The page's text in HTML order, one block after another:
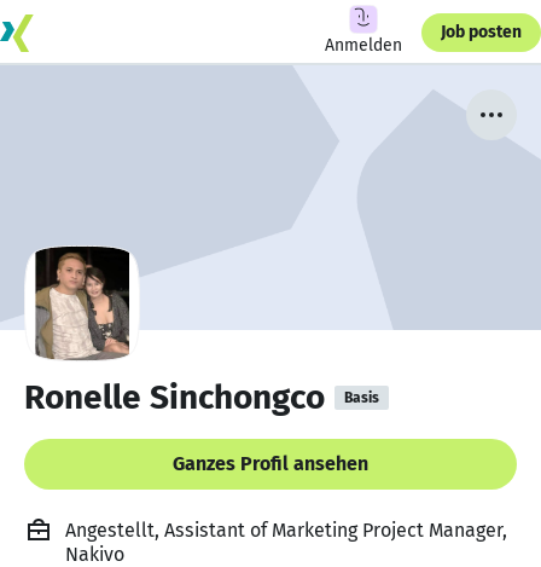
Anmelden
Job posten
Ronelle Sinchongco Basis
Ganzes Profil ansehen
Angestellt, Assistant of Marketing Project Manager,
Nakivo